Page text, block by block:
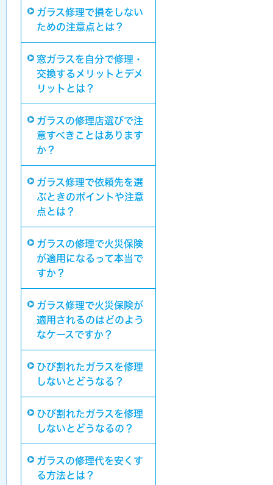
ガラス修理で損をしない
ための注意点とは？
窓ガラスを自分で修理・
交換するメリットとデメ
リットとは？
ガラスの修理店選びで注
意すべきことはあります
か？
ガラス修理で依頼先を選
ぶときのポイントや注意
点とは？
ガラスの修理で火災保険
が適用になるって本当で
すか？
ガラス修理で火災保険が
適用されるのはどのよう
なケースですか？
ひび割れたガラスを修理
しないとどうなる？
ひび割れたガラスを修理
しないとどうなるの？
ガラスの修理代を安くす
る方法とは？